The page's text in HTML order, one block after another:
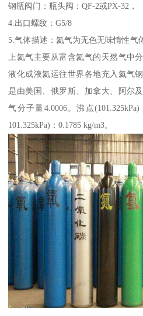
钢瓶阀门：瓶头阀：QF-2或PX-32，
4.出口螺纹：G5/8
5.气体描述：氦气为无色无味惰性气
上氦气主要从富含氦气的天然气中
液化成液氦运往世界各地充入氦气
是由美国、俄罗斯、加拿大、阿尔
气分子量4.0006。沸点
101.325kPa)：0.1785 kg/m3。